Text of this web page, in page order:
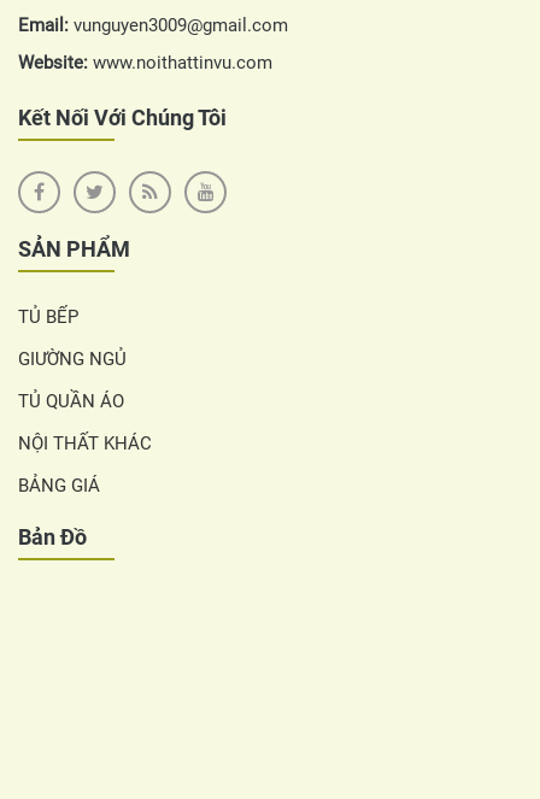
Email: vunguyen3009@gmail.com
Website: www.noithattinvu.com
Kết Nối Với Chúng Tôi
SẢN PHẨM
TỦ BẾP
GIƯỜNG NGỦ
TỦ QUẦN ÁO
NỘI THẤT KHÁC
BẢNG GIÁ
Bản Đồ